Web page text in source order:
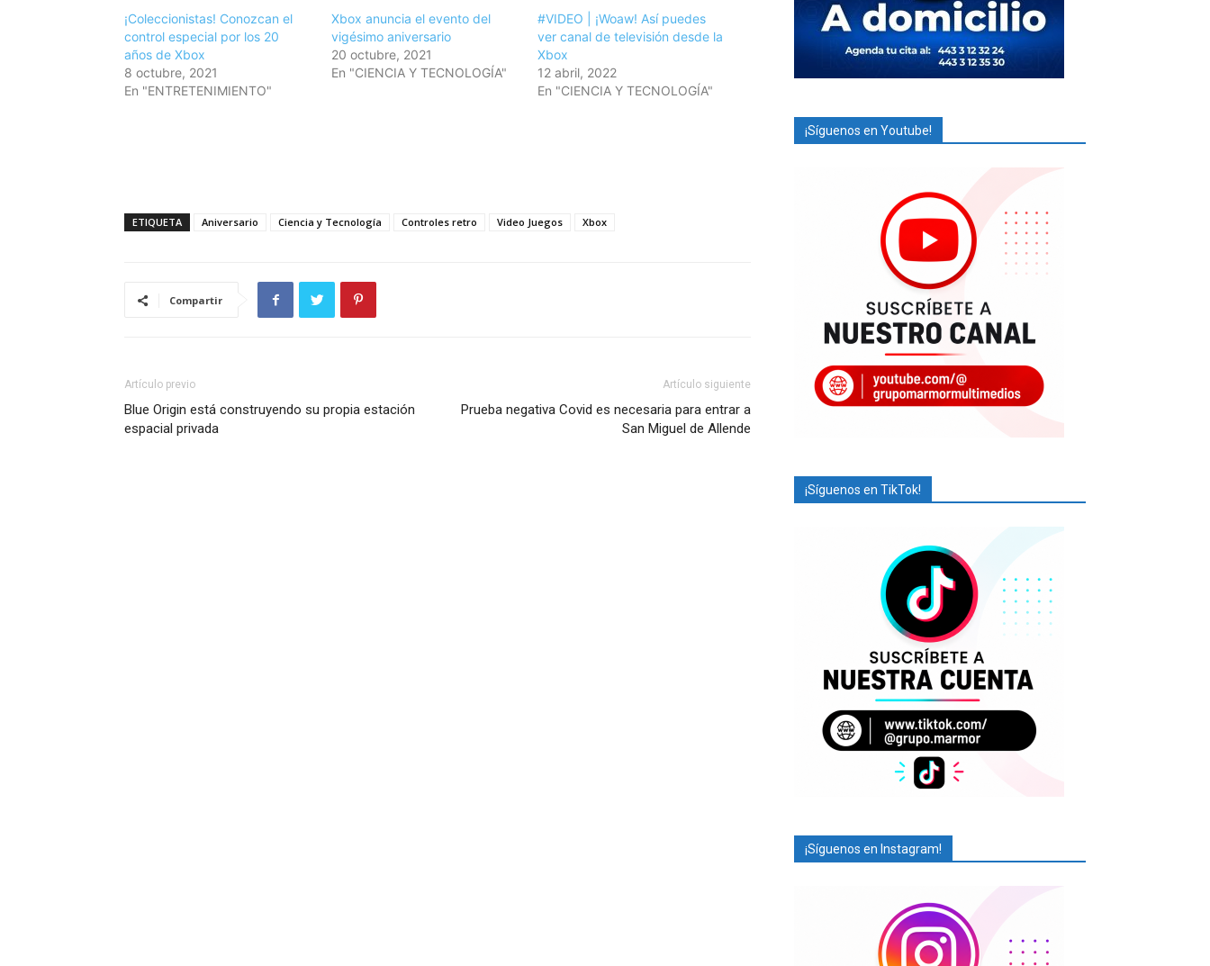
¡Coleccionistas! Conozcan el
control especial por los 20
años de Xbox
8 octubre, 2021
En "ENTRETENIMIENTO"
Xbox anuncia el evento del
vigésimo aniversario
20 octubre, 2021
En "CIENCIA Y TECNOLOGÍA"
#VIDEO | ¡Woaw! Así puedes
ver canal de televisión desde la
Xbox
12 abril, 2022
En "CIENCIA Y TECNOLOGÍA"
ETIQUETA Aniversario Ciencia y Tecnología Controles retro Video Juegos Xbox
Compartir
Artículo previo
Blue Origin está construyendo su propia estación
espacial privada
Artículo siguiente
Prueba negativa Covid es necesaria para entrar a
San Miguel de Allende
¡Síguenos en Youtube!
¡Síguenos en TikTok!
¡Síguenos en Instagram!